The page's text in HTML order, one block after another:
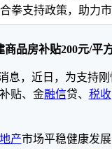
拳支持政策，助力
品房补贴200元/平
息，近日，为支持
贴、金融信贷、 税收
产市场平稳健康发